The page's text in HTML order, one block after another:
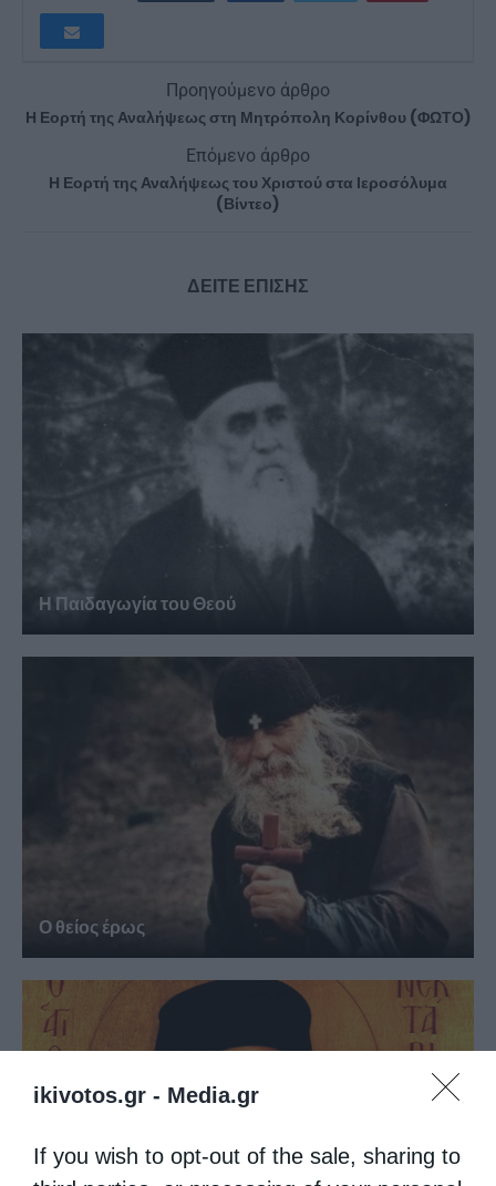
ikivotos.gr - Media.gr
If you wish to opt-out of the sale, sharing to
Προηγούμενο άρθρο
Η Εορτή της Αναλήψεως στη Μητρόπολη Κορίνθου (ΦΩΤΟ)
Επόμενο άρθρο
Η Εορτή της Αναλήψεως του Χριστού στα Ιεροσόλυμα
(Βίντεο)
ΔΕΙΤΕ ΕΠΙΣΗΣ
Η Παιδαγωγία του Θεού
Ο θείος έρως